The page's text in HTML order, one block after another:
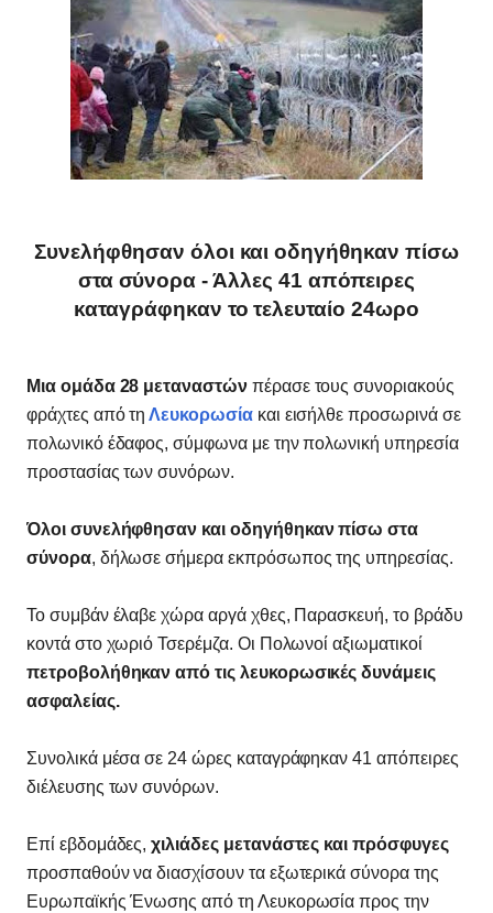
Συνελήφθησαν όλοι και οδηγήθηκαν πίσω
στα σύνορα - Άλλες 41 απόπειρες
καταγράφηκαν το τελευταίο 24ωρο
Μια ομάδα 28 μεταναστώνπέρασε τους συνοριακούς
φράχτες από τη Λευκορωσία και εισήλθε προσωρινά σε
πολωνικό έδαφος, σύμφωνα με την πολωνική υπηρεσία
προστασίας των συνόρων.
Όλοι συνελήφθησαν και οδηγήθηκαν πίσω στα
σύνορα, δήλωσε σήμερα εκπρόσωπος της υπηρεσίας.
Το συμβάν έλαβε χώρα αργά χθες, Παρασκευή, το βράδυ
κοντά στο χωριό Τσερέμζα. Οι Πολωνοί αξιωματικοί
πετροβολήθηκαν από τις λευκορωσικές δυνάμεις
ασφαλείας.
Συνολικά μέσα σε 24 ώρες καταγράφηκαν 41 απόπειρες
διέλευσης των συνόρων.
Επί εβδομάδες,χιλιάδες μετανάστες και πρόσφυγες
προσπαθούν να διασχίσουν τα εξωτερικά σύνορα της
Ευρωπαϊκής Ένωσης από τη Λευκορωσία προς την